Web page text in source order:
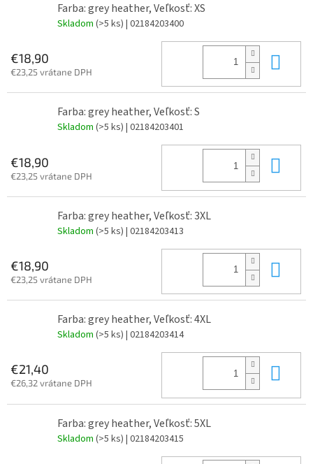
Farba: grey heather, Veľkosť: XS
Skladom (>5 ks) | 02184203400
€18,90
€23,25 vrátane DPH
Farba: grey heather, Veľkosť: S
Skladom (>5 ks) | 02184203401
€18,90
€23,25 vrátane DPH
Farba: grey heather, Veľkosť: 3XL
Skladom (>5 ks) | 02184203413
€18,90
€23,25 vrátane DPH
Farba: grey heather, Veľkosť: 4XL
Skladom (>5 ks) | 02184203414
€21,40
€26,32 vrátane DPH
Farba: grey heather, Veľkosť: 5XL
Skladom (>5 ks) | 02184203415